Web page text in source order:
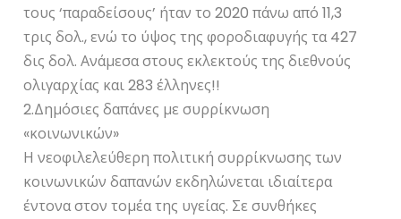
τους ‘παραδείσους’ ήταν το 2020 πάνω από 11,3
τρις δολ., ενώ το ύψος της φοροδιαφυγής τα 427
δις δολ. Ανάμεσα στους εκλεκτούς της διεθνούς
ολιγαρχίας και 283 έλληνες!!
2.Δημόσιες δαπάνες με συρρίκνωση
«κοινωνικών»
Η νεοφιλελεύθερη πολιτική συρρίκνωσης των
κοινωνικών δαπανών εκδηλώνεται ιδιαίτερα
έντονα στον τομέα της υγείας. Σε συνθήκες